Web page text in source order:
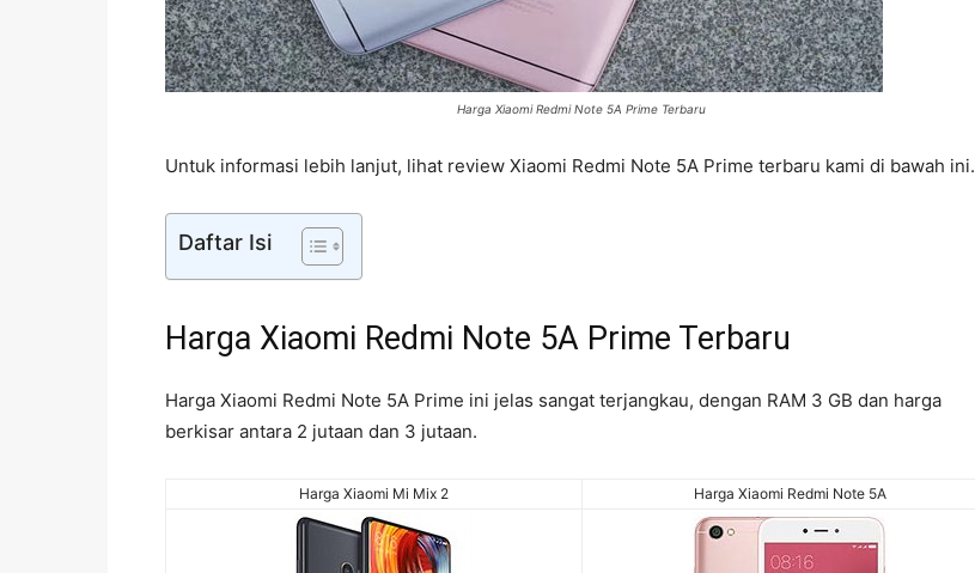
Harga Xiaomi Redmi Note 5A Prime Terbaru
Untuk informasi lebih lanjut, lihat review Xiaomi Redmi Note 5A Prime terbaru kami di bawah ini.
Daftar Isi
Harga Xiaomi Redmi Note 5A Prime Terbaru
Harga Xiaomi Redmi Note 5A Prime ini jelas sangat terjangkau, dengan RAM 3 GB dan harga
berkisar antara 2 jutaan dan 3 jutaan.
Harga Xiaomi Mi Mix 2 Harga Xiaomi Redmi Note 5A